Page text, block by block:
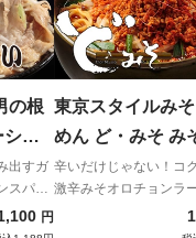
の根
シュ
出すガ
スパイ
円
東京スタイルみ
めん ど・みそ み
チョンらーめん
辛いだけじゃない！コ
激辛みそオロチョンラ